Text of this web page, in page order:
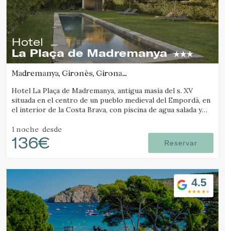
Hotel
La Plaça de Madremanya
Madremanya, Gironès, Girona
Hotel La Plaça de Madremanya, antigua masía del s. XV
situada en el centro de un pueblo medieval del Empordà, en
el interior de la Costa Brava, con piscina de agua salada y
1 noche desde
136€ Reservar
4.5